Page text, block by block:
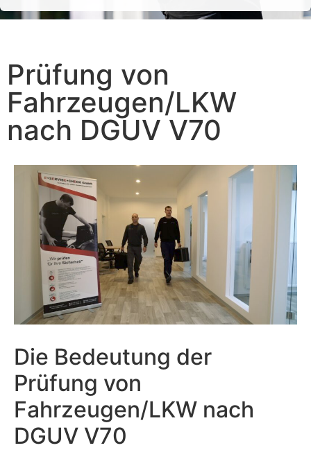
Prüfung von
Fahrzeugen/LKW
nach DGUV V70
Die Bedeutung der
Prüfung von
Fahrzeugen/LKW nach
DGUV V70